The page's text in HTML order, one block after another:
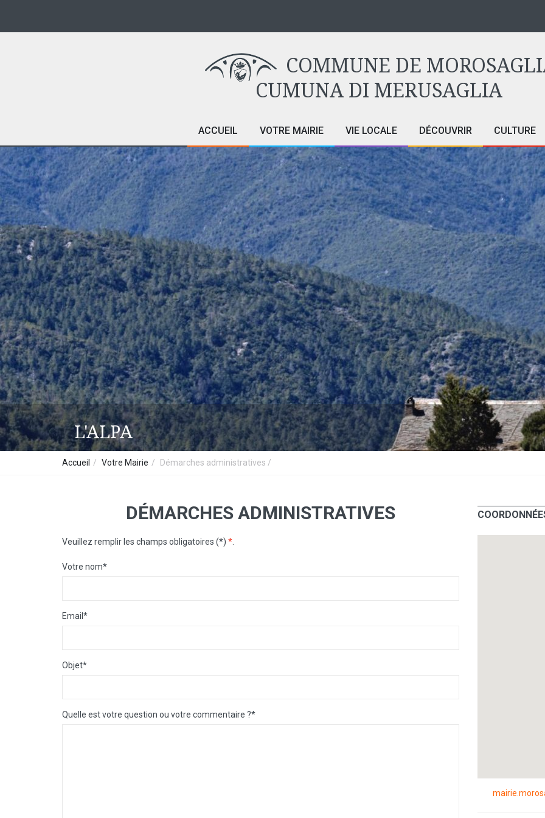
COMMUNE DE
CUMUNA DI MERUSAGLIA
ACCUEIL VOTRE MAIRIE VIE LOCALE DÉCOUVRIR CULTURE
L'ALPA
Accueil Votre Mairie Démarches administratives
DÉMARCHES ADMINISTRATIVES
Veuillez remplir les champs obligatoires (*) *
Votre nom*
Email *
Objet*
Quelle est votre question ou votre commentaire ?*